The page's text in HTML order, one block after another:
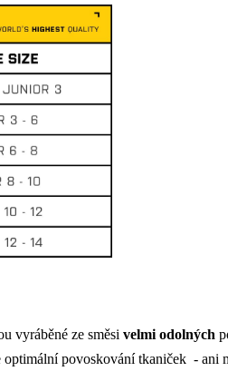
vyráběné ze směsi velmi odolných
povoskování tkaniček - ani